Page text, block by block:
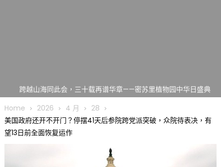
跨越山海同此会，三十载再谱华章——密苏里植物园中华日盛典
圆满举行
圣路易龙舟俱乐部5月16日龙舟体验日 邀请各界亲身体验划行乐
趣 + 水上竞速魅力
三十二载跨越时空的相逢
执掌密苏里植物园近四十年 致力推动全球植物多样性研究与中美
合作 Peter Raven 博士逝世 享年89岁
Home 2026 4 月
28
美国政府还开不开门？停摆41天后参院跨党派突破，众院待表决，有
望13日前全面恢复运作